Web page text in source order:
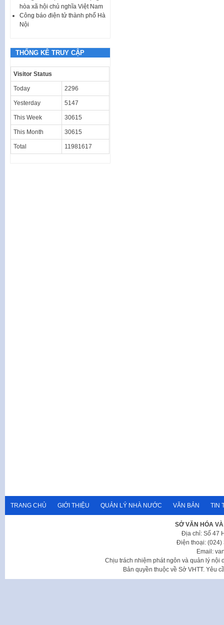
hòa xã hội chủ nghĩa Việt Nam
Công báo điện tử thành phố Hà
Nội
THỐNG KÊ TRUY CẬP
Visitor Status
Today 2296
Yesterday 5147
This Week 30615
This Month 30615
Total 11981617
TRANG CHỦ GIỚI THIỆU QUẢN LÝ NHÀ NƯỚC VĂN BẢN TIN
SỞ VĂN HÓA
Địa chỉ: Số 47
Điện thoại: (024)
Email:
Chịu trách nhiệm phát ngôn và quản lý nội
Bản quyền thuộc về Sở VHTT. Yêu